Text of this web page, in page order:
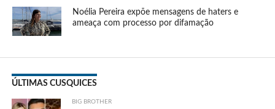
Noélia Pereira expõe mensagens de haters e
ameaça com processo por difamação
ÚLTIMAS CUSQUICES
BIG BROTHER